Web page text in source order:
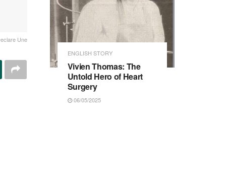
Une
ENGLISH STORY
Vivien Thomas: The
Untold Hero of Heart
Surgery
06/05/2025